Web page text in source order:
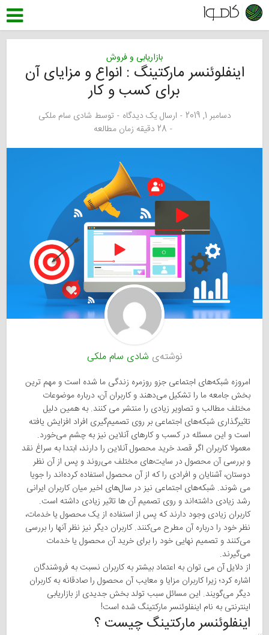
بازاریابی و فروش
اینفلوئنسر مارکتینگ : انواع و مزایای آن
برای کسب و کار
دسامبر 1, 2019 ارسال یک دیدگاه توسط شادی سام ملکی
28 دقیقه زمان مطالعه
نوشته‌ی شادی سام ملکی
امروزه شبکه‌های اجتماعی جزو روزمره زندگی ما شده است و مهم ترین
بخش جامعه ما را تشکیل می‌دهند و کاربران آن، درباره موضوعات
مختلف مطالب و تصاویر زیادی را منتشر می کنند. به همین دلیل
تاثیرگذاری شبکه‌های اجتماعی بر روی تصمیم‌گیری افراد افزایش یافته
است و این مسئله در کسب ‌و کارهای آنلاین نیز به چشم می‌خورد.
معمولا کاربران اگر قصد خرید محصول آنلاین را دارند، ابتدا به سراغ نقد
و بررسی آن محصول در سایت‌های مختلف می‌روند و پس از آن نظر
دوستان، آشنایان و افرادی را که از آن محصول استفاده کرده‌اند را جویا
می شوند. شبکه‌های اجتماعی نیز در سال‌های اخیر میان کاربران ایرانی
رشد زیادی داشته‌اند و روی تصمیم آن ها تاثیر زیادی داشته‌ است.
کاربران زیادی وجود دارند که پس از استفاده از یک محصول یا خدمات،
نظر خود را درباره آن مطرح می‌کنند. کاربران دیگر نیز نظر آنها را بررسی
می‌کنند و تصمیم نهایی خود را برای خرید آن محصول یا خدمات
می‌گیرند.
از دلایل آن می توان به اعتماد بیشتر به کاربران نسبت به فروشندگان
اشاره کرد؛ زیرا کاربران مزایا و معایب آن محصول را صادقانه به کاربران
دیگر می‌گویند. این مسائل سبب تولد بخش جدیدی از بازاریابی
اینترنتی به نام اینفلوئنسر مارکتینگ شده است!
اینفلوئنسر مارکتینگ چیست ؟